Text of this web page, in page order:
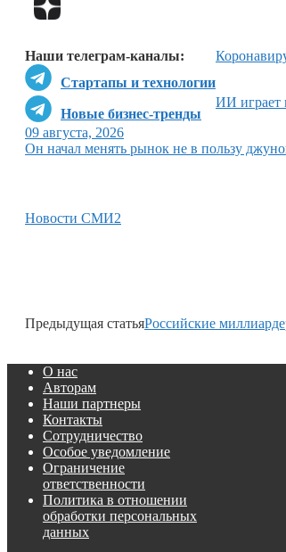
Наши телеграм-каналы:
Стартапы и технологии
Новые бизнес-тренды
ИИ играет
09 августа, 2026
Он начал менять рынок не в пользу
Новости СМИ2
Предыдущая статьяРоссийские
О нас
Авторам
Наши партнеры
Контакты
Сотрудничество
Особое уведомление
Ограничение
ответственности
Политика в отношении
обработки персональных
данных